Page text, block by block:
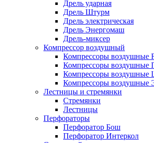
Дрель ударная
Дрель Штурм
Дрель электрическая
Дрель Энергомаш
Дрель-миксер
Компрессор воздушный
Компрессоры воздушные
Компрессоры воздушные
Компрессоры воздушные
Компрессоры воздушные
Лестницы и стремянки
Стремянки
Лестницы
Перфораторы
Перфоратор Бош
Перфоратор Интеркол